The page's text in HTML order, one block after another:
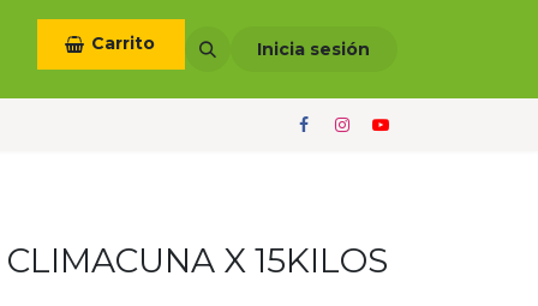
Términos y condiciones
Carrito Inicia sesión
X 15KILOS